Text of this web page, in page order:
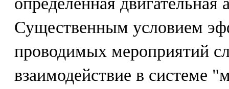
Существенным условием
проводимых мероприятий
взаимодействие в системе